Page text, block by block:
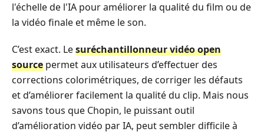
l'échelle de l'IA pour améliorer la qualité du film ou de
la vidéo finale et même le son.
C’est exact. Lesuréchantillonneur vidéo open
source permet aux utilisateurs d’effectuer des
corrections colorimétriques, de corriger les défauts
et d’améliorer facilement la qualité du clip. Mais nous
savons tous que Chopin, le puissant outil
d’amélioration vidéo par IA, peut sembler difficile à